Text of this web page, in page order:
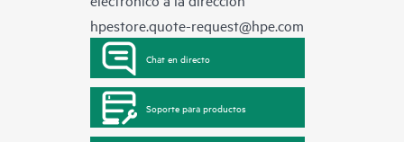
hpestore.quote-request@hpe.com
Chat en directo
Soporte para productos